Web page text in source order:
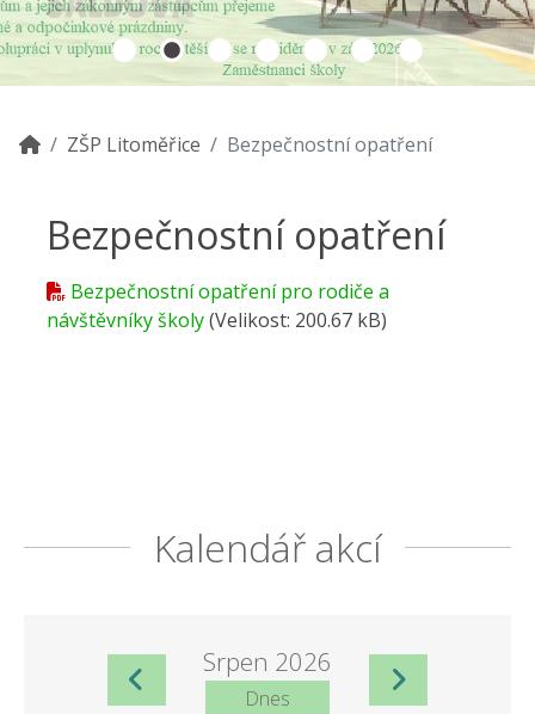
ZŠP Litoměřice Bezpečnostní opatření
Bezpečnostní opatření
Bezpečnostní opatření pro rodiče a
návštěvníky školy(Velikost: 200.67 kB)
Kalendář akcí
Srpen 2026
Dnes